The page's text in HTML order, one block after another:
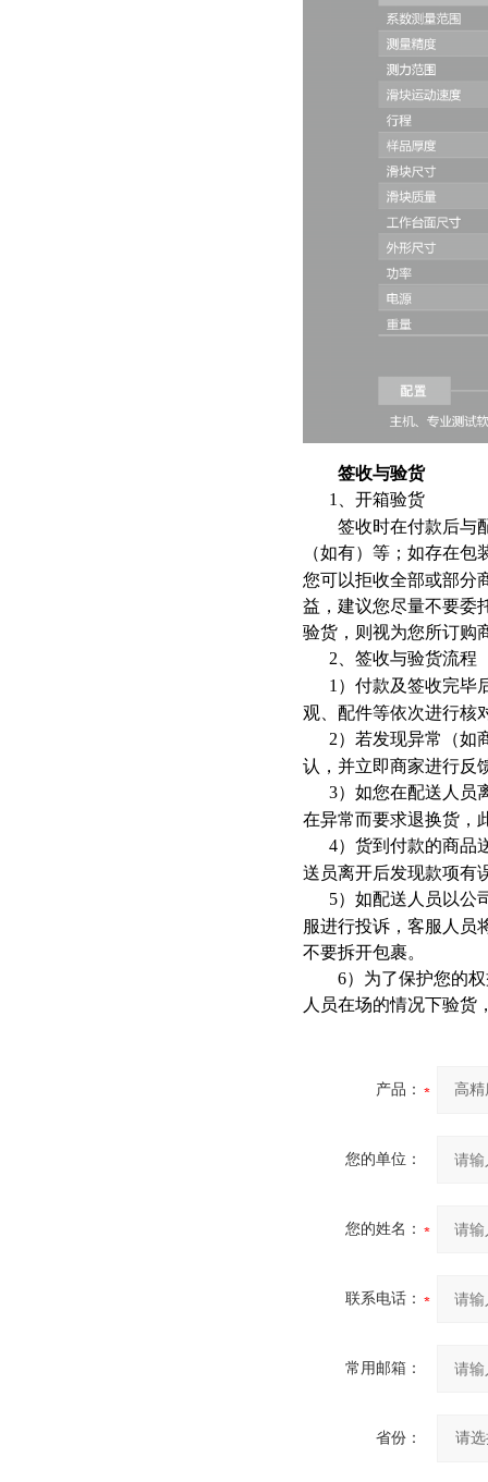
签收与验货
1
、开箱验货
签收时在付款后与配
（如有）等；如存在
您可以拒收全部或部分
益，建议您尽量不要委
验货，则视为您所订购
2 、签收与验货流程
1 ）付款及签收完毕
观、配件等依次进行核
2）若发现异常（如
认，并立即商家进行反
3）如您在配送人员
在异常而要求退换货，
4）货到付款的商品
送员离开后发现款项有
5）如配送人员以公
服进行投诉，客服人员
不要拆开包裹。
6）为了保护您的
人员在场的情况下验货
产品：
您的单位：
您的姓名：
联系电话：
常用邮箱：
省份：